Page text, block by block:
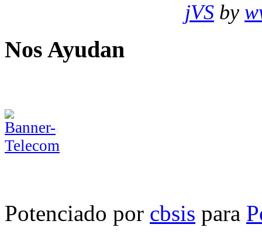
jVS by
Nos Ayudan
Potenciado por cbsis para